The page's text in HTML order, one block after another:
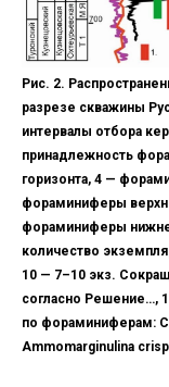
Рис. 2.
разрезе скважины
интервалы отбора
принадлежность
горизонта, 4 —
фораминиферы
фораминиферы
количество
10 — 7–10 экз.
согласно Решение…,
по фораминиферам:
Ammomarginulina